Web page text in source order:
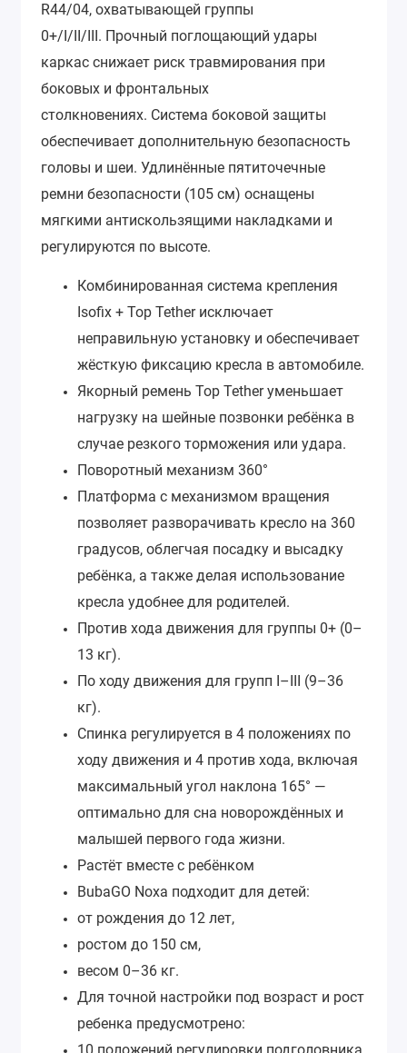
R44/04, охватывающей группы
0+/I/II/III. Прочный поглощающий удары
каркас снижает риск травмирования при
боковых и фронтальных
столкновениях. Система боковой защиты
обеспечивает дополнительную безопасность
головы и шеи. Удлинённые пятиточечные
ремни безопасности (105 см) оснащены
мягкими антискользящими накладками и
регулируются по высоте.
Комбинированная система крепления
Isofix + Top Tether исключает
неправильную установку и обеспечивает
жёсткую фиксацию кресла в автомобиле.
Якорный ремень Top Tether уменьшает
нагрузку на шейные позвонки ребёнка в
случае резкого торможения или удара.
Поворотный механизм 360°
Платформа с механизмом вращения
позволяет разворачивать кресло на 360
градусов, облегчая посадку и высадку
ребёнка, а также делая использование
кресла удобнее для родителей.
Против хода движения для группы 0+ (0–
13 кг).
По ходу движения для групп I–III (9–36
кг).
Спинка регулируется в 4 положениях по
ходу движения и 4 против хода, включая
максимальный угол наклона 165° —
оптимально для сна новорождённых и
малышей первого года жизни.
Растёт вместе с ребёнком
BubaGO Noxa подходит для детей:
от рождения до 12 лет,
ростом до 150 см,
весом 0–36 кг.
Для точной настройки под возраст и рост
ребенка предусмотрено: